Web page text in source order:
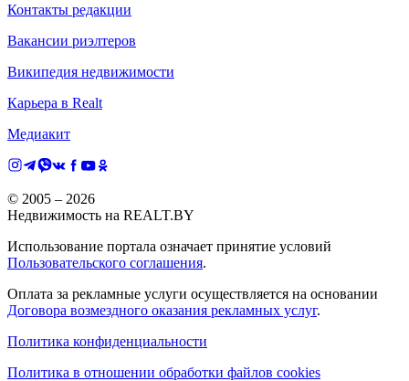
Контакты редакции
Вакансии риэлтеров
Википедия недвижимости
Карьера в Realt
Медиакит
© 2005 – 2026
Недвижимость на REALT.BY
Использование портала означает принятие условий
Пользовательского соглашения.
Оплата за рекламные услуги осуществляется на основании
Договора возмездного оказания рекламных услуг.
Политика конфиденциальности
Политика в отношении обработки файлов cookies